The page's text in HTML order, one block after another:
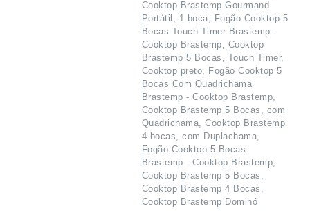
Cooktop Brastemp Gourmand
Portátil, 1 boca, Fogão Cooktop 5
Bocas Touch Timer Brastemp -
Cooktop Brastemp, Cooktop
Brastemp 5 Bocas, Touch Timer,
Cooktop preto, Fogão Cooktop 5
Bocas Com Quadrichama
Brastemp - Cooktop Brastemp,
Cooktop Brastemp 5 Bocas, com
Quadrichama, Cooktop Brastemp
4 bocas, com Duplachama,
Fogão Cooktop 5 Bocas
Brastemp - Cooktop Brastemp,
Cooktop Brastemp 5 Bocas,
Cooktop Brastemp 4 Bocas,
Cooktop Brastemp Dominó